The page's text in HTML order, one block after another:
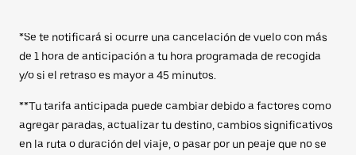
*Se te notificará si ocurre una cancelación de vuelo con más
de 1 hora de anticipación a tu hora programada de recogida
y/o si el retraso es mayor a 45 minutos.
**Tu tarifa anticipada puede cambiar debido a factores como
agregar paradas, actualizar tu destino, cambios significativos
en la ruta o duración del viaje, o pasar por un peaje que no se